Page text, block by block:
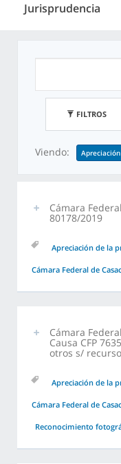
Jurisprudencia
FILTROS
Viendo:
Cámara
80178/2019
Apreciación de la
Cámara Federal de
Cámara
Causa CFP
otros s/
Apreciación de la
Cámara Federal de
Reconocimiento